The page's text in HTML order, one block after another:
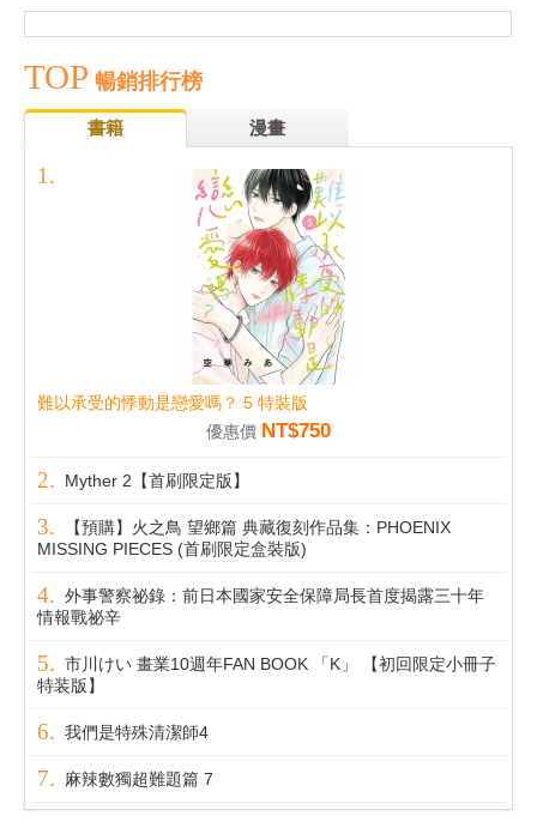
TOP 暢銷排行榜
書籍 漫畫
難以承受的悸動是戀愛嗎？ 5 特裝版
優惠價 NT$750
Myther 2【首刷限定版】
【預購】火之鳥 望鄉篇 典藏復刻作品集：PHOENIX
MISSING PIECES (首刷限定盒裝版)
外事警察祕錄：前日本國家安全保障局長首度揭露三十年
情報戰祕辛
市川けい 畫業10週年FAN BOOK 「K」 【初回限定小冊子
特装版】
我們是特殊清潔師4
麻辣數獨超難題篇 7